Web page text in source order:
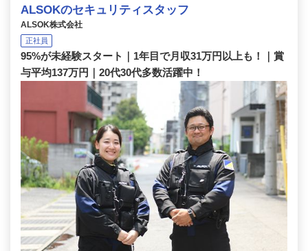
ALSOKのセキュリティスタッフ
ALSOK株式会社
正社員
95%が未経験スタート｜1年目で月収31万円以上も！｜賞
与平均137万円｜20代30代多数活躍中！